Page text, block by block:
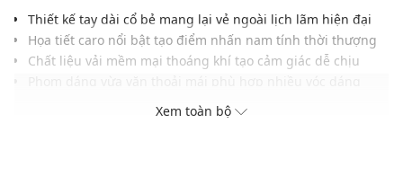
Thiết kế tay dài cổ bẻ mang lại vẻ ngoài lịch lãm hiện đại
Họa tiết caro nổi bật tạo điểm nhấn nam tính thời thượng
Chất liệu vải mềm mại thoáng khí tạo cảm giác dễ chịu
Đường may chắc chắn hoàn thiện chỉn chu tăng độ bền
Gam màu trung tính, dễ mặc với nhiều kiểu phong cách
Xem toàn bộ